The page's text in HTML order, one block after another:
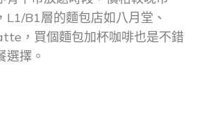
L1/B1層的麵包店如八月堂、
，買個麵包加杯咖啡也是不錯
選擇。